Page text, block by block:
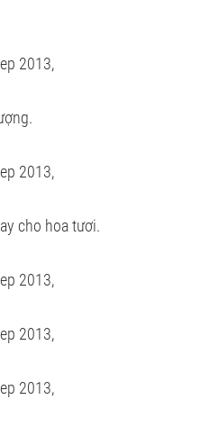
cho hoa tươi.